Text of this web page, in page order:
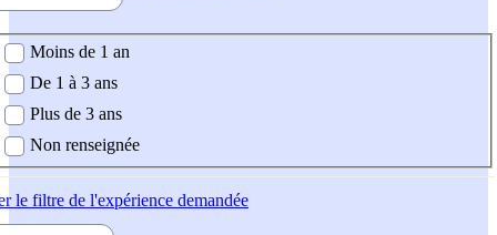
demandée
Moins de 1 an
De 1 à 3 ans
Plus de 3 ans
Non renseignée
le filtre de l'expérience demandée